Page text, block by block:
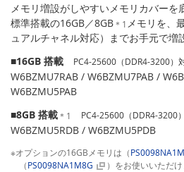
メモリ増設がしやすいメモリカバーを
標準搭載の16GB／8GB＊1 メモリを、
ュアルチャネル対応）までお手元で増
■16GB 搭載
PC4-25600（DDR4-3200）
W6BZMU7RAB / W6BZMU7PAB /
W6BZMU5PAB
■8GB 搭載＊1 PC4-25600（DDR4-3200
W6BZMU5RDB / W6BZMU5PDB
※オプションの16GBメモリは（
（PS0098NA1M8G
）をお使いいただけ